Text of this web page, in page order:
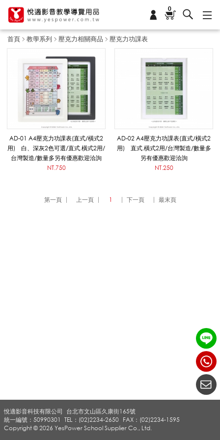
0
首頁 教學系列 壓克力相關商品 壓克力功課表
壓
力
相
AD-01 A4壓克力功課表(直式/橫式2
用) 白、深灰2色可選/直式.橫式2用/
台灣製造/數量多另有優惠歡迎洽詢
NT.750
AD-02 A4壓克力功課表(直式/橫式2
用) 直式.橫式2用/台灣製造/數量多
另有優惠歡迎洽詢
NT.250
第一頁 上一頁 1 下一頁 最末頁
悅適影音科技有限公司
TEL：(02)2234-2650 FAX：(02)2234-1595
台北市文山區久康街165號
統一編號：50990301
Copyright © 2026 YesPower School Supplier Co., Ltd.